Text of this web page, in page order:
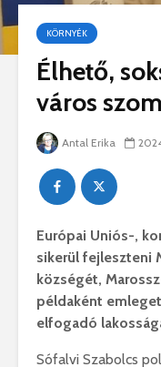
KÖRNYÉK
Élhető,
város
Antal Erika
Európai Uniós-,
sikerül fejleszteni
községét,
példaként
elfogadó
Sófalvi Szabolcs